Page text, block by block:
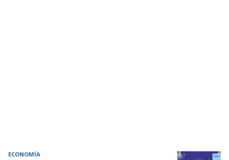
ECONOMÍA